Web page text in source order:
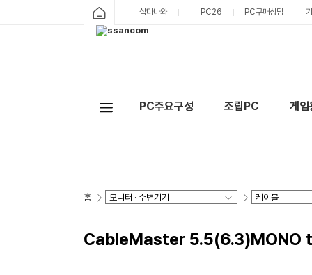
샵다나와 PC26 PC구매상담
PC주요구성 조립PC 게
홈
CableMaster 5.5(6.3)MONO